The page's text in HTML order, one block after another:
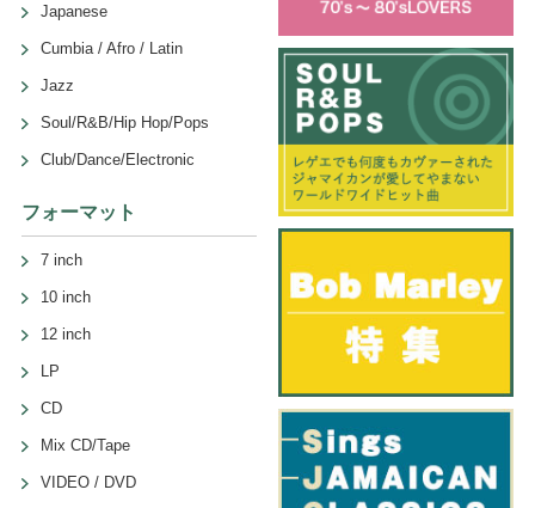
Japanese
Cumbia / Afro / Latin
Jazz
Soul/R&B/Hip Hop/Pops
Club/Dance/Electronic
フォーマット
7 inch
10 inch
12 inch
LP
CD
Mix CD/Tape
VIDEO / DVD